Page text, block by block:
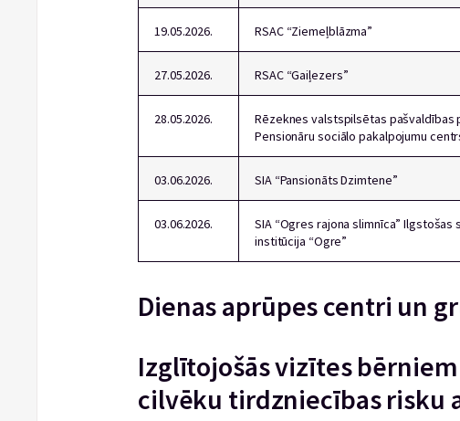
19.05.2026. RSAC “Ziemeļblāzma”
27.05.2026. RSAC “Gaiļezers”
28.05.2026.
Rēzeknes valstspilsētas pašvaldības
Pensionāru sociālo pakalpojumu
03.06.2026. SIA “Pansionāts Dzimtene”
03.06.2026.
SIA “Ogres rajona slimnīca”
institūcija “Ogre”
Dienas aprūpes centri un
Izglītojošās vizītes
cilvēku tirdzniecības risku